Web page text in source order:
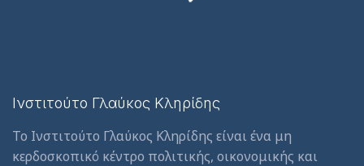
Ινστιτούτο Γλαύκος Κληρίδης
Το Ινστιτούτο Γλαύκος Κληρίδης είναι ένα μη
κερδοσκοπικό κέντρο πολιτικής, οικονομικής και